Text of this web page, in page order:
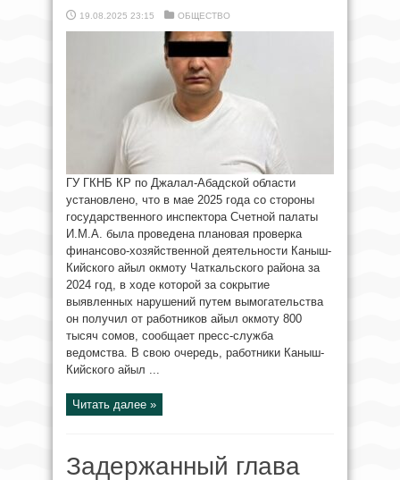
19.08.2025 23:15 ОБЩЕСТВО
ГУ ГКНБ КР по Джалал-Абадской области
установлено, что в мае 2025 года со стороны
государственного инспектора Счетной палаты
И.М.А. была проведена плановая проверка
финансово-хозяйственной деятельности Каныш-
Кийского айыл окмоту Чаткальского района за
2024 год, в ходе которой за сокрытие
выявленных нарушений путем вымогательства
он получил от работников айыл окмоту 800
тысяч сомов, сообщает пресс-служба
ведомства. В свою очередь, работники Каныш-
Кийского айыл ...
Читать далее »
Задержанный глава